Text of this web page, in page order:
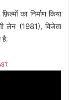
का निर्माण किया
लेन (1981), विजेता
है.